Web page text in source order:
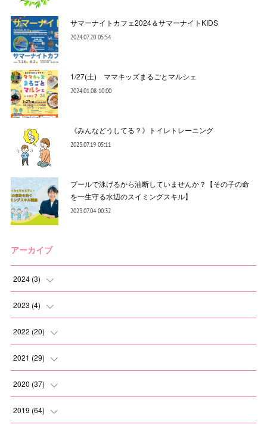
サマーナイトカフェ2024＆サマーナイトKIDS
2024.07.20 05:54
1/27(土) ママキッズまるごとマルシェ
2024.01.08 10:00
《みんなどうしてる？》トイレトレーニング
2023.07.19 05:11
プールで泳げるから油断していませんか？【その子の命
を一生守る水辺のスイミングスキル】
2023.07.04 00:32
アーカイブ
2024 (3)
( )
(1
2023 (4)
(2
(1
(1
2022 (20)
(1
(1
(3
2021 (29)
(6
(2
2020 (37)
(2
2019 (64)